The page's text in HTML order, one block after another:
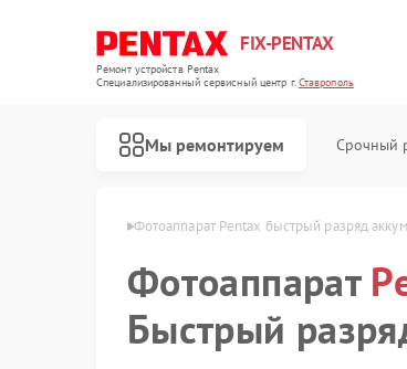
FIX-PENTAX
Ремонт устройств Pentax
Специализированный cервисный центр г.Ставрополь
Мы ремонтируем Срочный
Фотоаппарат Pentax быстрый разряд
Фотоаппарат
Быстрый